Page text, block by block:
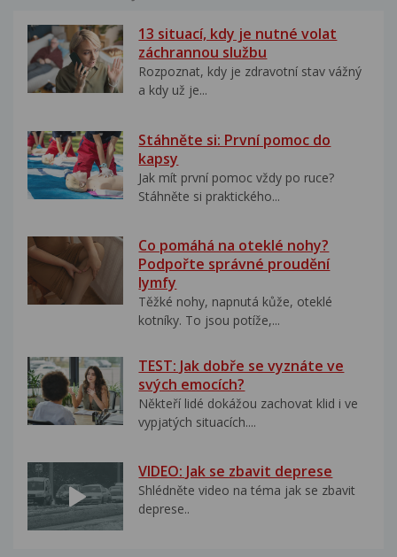
13 situací, kdy je nutné volat
záchrannou službu
Rozpoznat, kdy je zdravotní stav vážný
a kdy už je...
Stáhněte si: První pomoc do
kapsy
Jak mít první pomoc vždy po ruce?
Stáhněte si praktického...
Co pomáhá na oteklé nohy?
Podpořte správné proudění
lymfy
Těžké nohy, napnutá kůže, oteklé
kotníky. To jsou potíže,...
TEST: Jak dobře se vyznáte ve
svých emocích?
Někteří lidé dokážou zachovat klid i ve
vypjatých situacích....
VIDEO: Jak se zbavit deprese
Shlédněte video na téma jak se zbavit
deprese..